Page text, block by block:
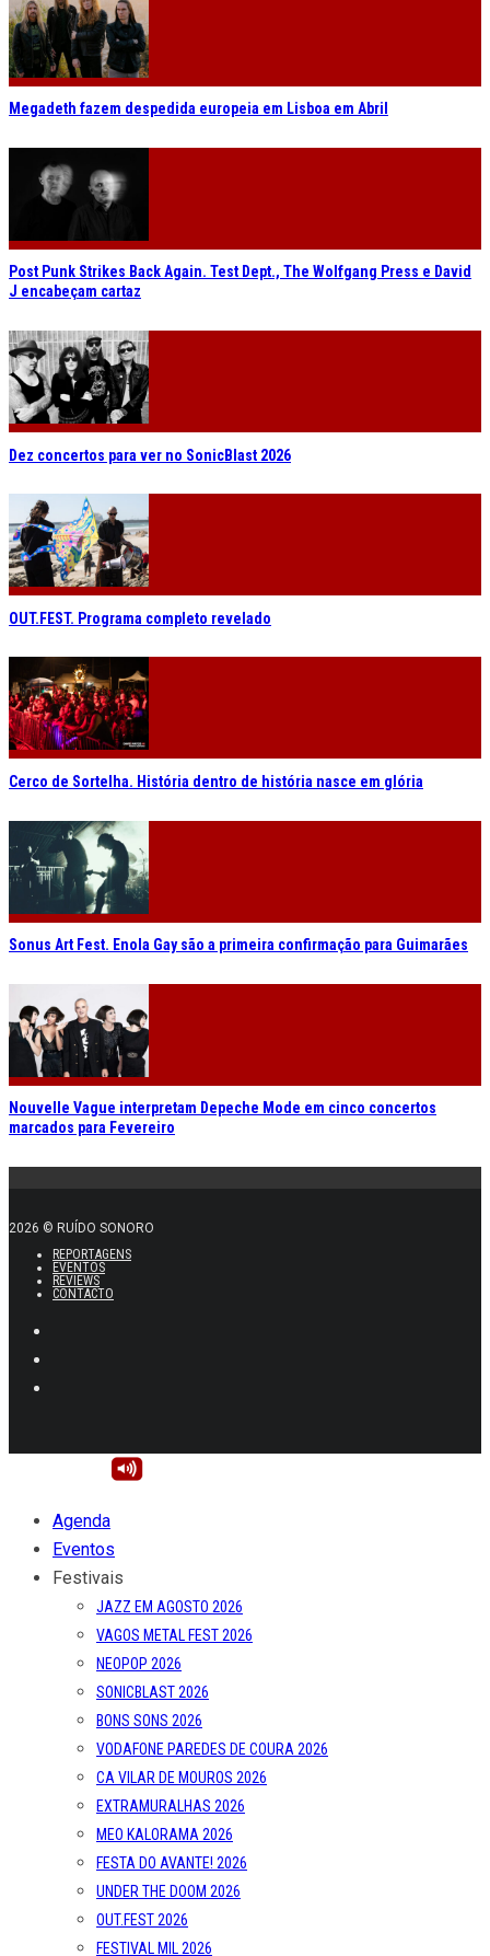
Megadeth fazem despedida europeia em Lisboa em Abril
Post Punk Strikes Back Again. Test Dept., The Wolfgang Press e David
J encabeçam cartaz
Dez concertos para ver no SonicBlast 2026
OUT.FEST. Programa completo revelado
Cerco de Sortelha. História dentro de história nasce em glória
Sonus Art Fest. Enola Gay são a primeira confirmação para Guimarães
Nouvelle Vague interpretam Depeche Mode em cinco concertos
marcados para Fevereiro
2026 © RUÍDO SONORO
REPORTAGENS
EVENTOS
REVIEWS
CONTACTO
Agenda
Eventos
Festivais
JAZZ EM AGOSTO 2026
VAGOS METAL FEST 2026
NEOPOP 2026
SONICBLAST 2026
BONS SONS 2026
VODAFONE PAREDES DE COURA 2026
CA VILAR DE MOUROS 2026
EXTRAMURALHAS 2026
MEO KALORAMA 2026
FESTA DO AVANTE! 2026
UNDER THE DOOM 2026
OUT.FEST 2026
FESTIVAL MIL 2026